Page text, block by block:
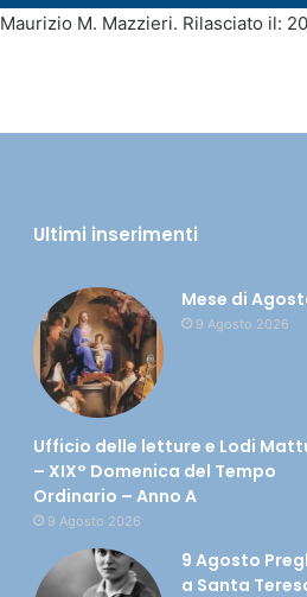
M. Mazzieri. Rilasciato il:
Ultimi inserimenti
Mese di
9 Agosto 2026
Ufficio delle letture e Lodi
– XIX° Domenica del Tempo
Ordinario – Anno A
9 Agosto 2026
9 Agosto
a Santa